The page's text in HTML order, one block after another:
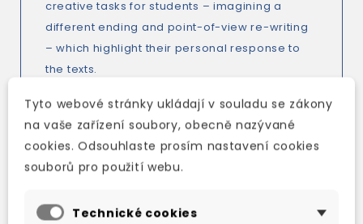
creative tasks for students – imagining a
different ending and point-of-view re-writing
– which highlight their personal response to
the texts.
TAKÉ DOPORUČUJEME
Tyto webové stránky ukládají v souladu se zákony
na vaše zařízení soubory, obecně nazývané
cookies. Odsouhlaste prosím nastavení cookies
souborů pro použití webu.
Technické cookies